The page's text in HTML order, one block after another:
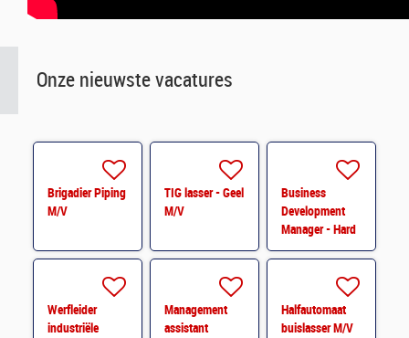
Onze nieuwste vacatures
Brigadier Piping
M/V
TIG lasser - Geel
M/V
Business
Development
Manager - Hard
Facility
Werfleider
industriële
Management
assistant
Halfautomaat
buislasser M/V